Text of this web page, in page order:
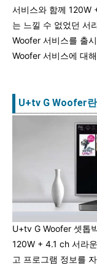
서비스와 함께 120W
는 느낄 수 없었던 서
Woofer 서비스를 출
Woofer 서비스에 대
U+tv G Woofer
U+tv G Woofer 셋톱
120W + 4.1 ch 서라
고 프로그램 정보를